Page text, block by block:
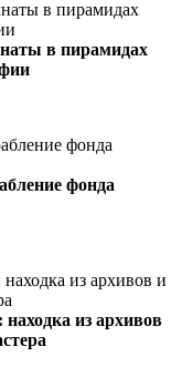
в пирамидах
фонда
из архивов